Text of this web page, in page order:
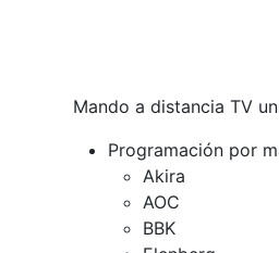
Mando a distancia TV
Programación por
Akira
AOC
BBK